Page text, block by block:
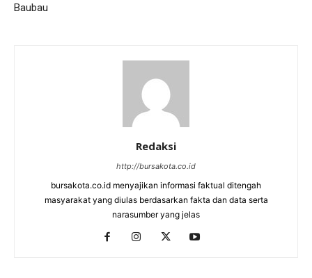
Baubau
Redaksi
http://bursakota.co.id
bursakota.co.id menyajikan informasi faktual ditengah
masyarakat yang diulas berdasarkan fakta dan data serta
narasumber yang jelas